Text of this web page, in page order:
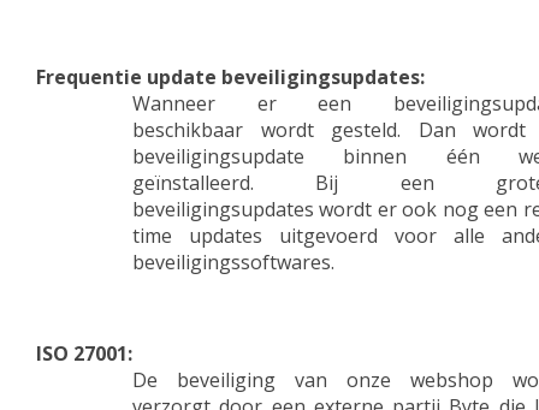
Frequentie update beveiligingsupdates:
Wanneer er een
beschikbaar wordt gesteld. Dan wordt
beveiligingsupdate binnen één
geïnstalleerd. Bij een
beveiligingsupdates wordt er ook nog een
time updates uitgevoerd voor alle
beveiligingssoftwares.
ISO 27001:
De beveiliging van onze webshop